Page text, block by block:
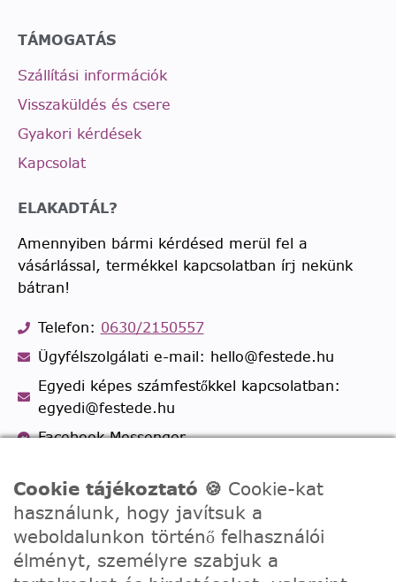
TÁMOGATÁS
Szállítási információk
Visszaküldés és csere
Gyakori kérdések
Kapcsolat
ELAKADTÁL?
Amennyiben bármi kérdésed merül fel a
vásárlással, termékkel kapcsolatban írj nekünk
bátran!
Telefon: 0630/2150557
Ügyfélszolgálati e-mail: hello@festede.hu
Egyedi képes számfestőkkel kapcsolatban:
egyedi@festede.hu
Facebook Messenger
Cookie tájékoztató 🍪 Cookie-kat
használunk, hogy javítsuk a
weboldalunkon történő felhasználói
élményt, személyre szabjuk a